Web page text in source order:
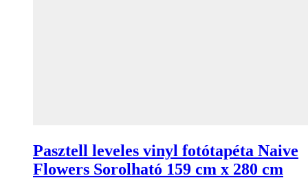
Pasztell leveles vinyl fotótapéta Naive
Flowers Sorolható 159 cm x 280 cm